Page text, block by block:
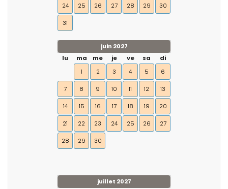
24 25 26 27 28 29 30
31
juin 2027
lu
ma me je ve sa
di
1
2 3 4 5 6
7 8 9 10 11 12 13
14 15 16 17 18 19 20
21 22 23 24 25 26 27
28 29 30
juillet 2027